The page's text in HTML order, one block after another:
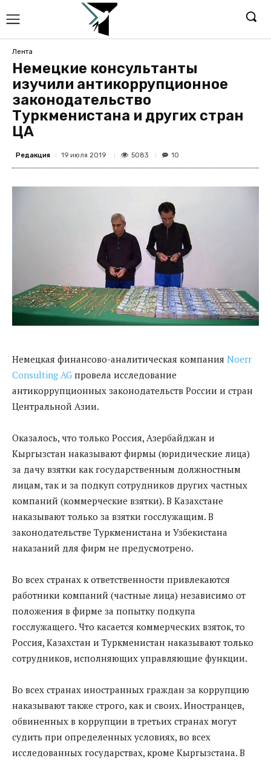
Лента
Немецкие консультанты
изучили антикоррупционное
законодательство
Туркменистана и других стран
ЦА
Редакция 19 июля 2019 5083 10
Немецкая финансово-аналитическая компания Noerr
Consulting AG провела исследование
антикоррупционных законодательств России и стран
Центральной Азии.
Оказалось, что только Россия, Азербайджан и
Кыргызстан наказывают фирмы (юридические лица)
за дачу взятки как государственным должностным
лицам, так и за подкуп сотрудников других частных
компаний (коммерческие взятки). В Казахстане
наказывают только за взятки госслужащим. В
законодательстве Туркменистана и Узбекистана
наказаний для фирм не предусмотрено.
Во всех странах к ответственности привлекаются
работники компаний (частные лица) независимо от
положения в фирме за попытку подкупа
госслужащего. Что касается коммерческих взяток, то
Россия, Казахстан и Туркменистан наказывают только
сотрудников, исполняющих управляющие функции.
Во всех странах иностранных граждан за коррупцию
наказывают также строго, как и своих. Иностранцев,
обвиненных в коррупции в третьих странах могут
судить при определенных условиях, во всех
исследованных государствах, кроме Кыргызстана. В